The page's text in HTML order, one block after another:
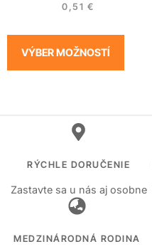
0,51 €
VÝBER MOŽNOSTÍ
RÝCHLE DORUČENIE
Zastavte sa u nás aj osobne
MEDZINÁRODNÁ RODINA